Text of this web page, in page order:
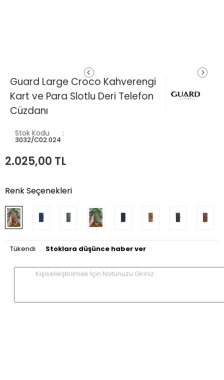
Guard Large Croco Kahverengi
Kart ve Para Slotlu Deri Telefon
Cüzdanı
Stok Kodu
3032/C02.024
2.025,00 TL
Renk Seçenekleri
Tükendi Stoklara düşünce haber ver
Kişiselleştirilmek İçin Notunuzu Giriniz..